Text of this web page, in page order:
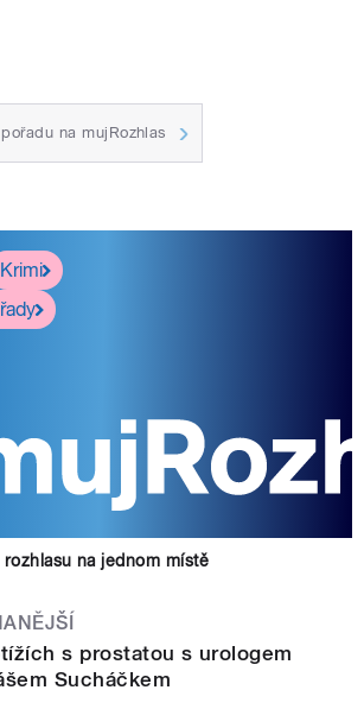
na mujRozhlas
Krimi
na jednom místě
s prostatou s urologem
Sucháčkem